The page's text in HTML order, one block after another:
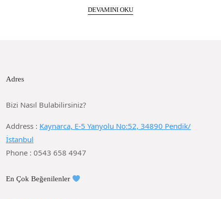
DEVAMINI OKU
Adres
Bizi Nasıl Bulabilirsiniz?
Address : Kaynarca, E-5 Yanyolu No:52, 34890 Pendik/
İstanbul
Phone : 0543 658 4947
En Çok Beğenilenler